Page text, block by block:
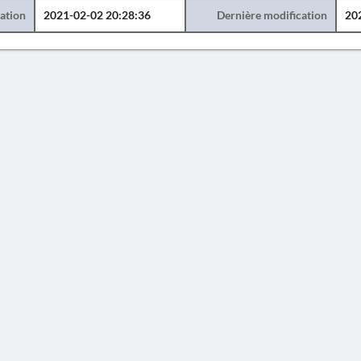
2021-02-02 20:28:36 Dernière modification